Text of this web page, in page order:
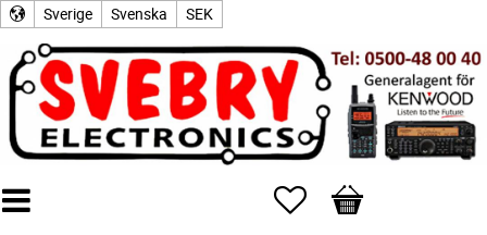
Sverige Svenska SEK
Favoriter
Kundvagn